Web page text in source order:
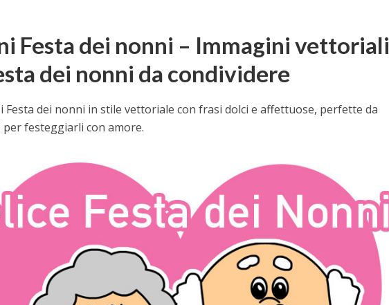
Festa dei nonni – Immagini vettoriali
dei nonni da condividere
Festa dei nonni in stile vettoriale con frasi dolci e affettuose, perfette da
festeggiarli con amore.